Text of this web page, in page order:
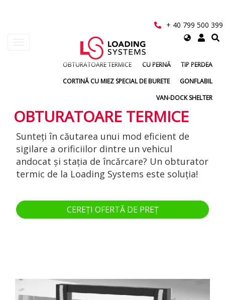
+ 40 799 500 399
Select
menu
OBTURATOARE TERMICE CU PERNĂ
TIP PERDEA
CORTINĂ CU MIEZ SPECIAL DE BURETE
GONFLABIL
VAN-DOCK SHELTER
OBTURATOARE TERMICE
Sunteți în căutarea unui mod eficient de
sigilare a orificiilor dintre un vehicul
andocat și stația de încărcare? Un obturator
termic de la Loading Systems este soluția!
CEREȚI OFERTĂ DE PREȚ